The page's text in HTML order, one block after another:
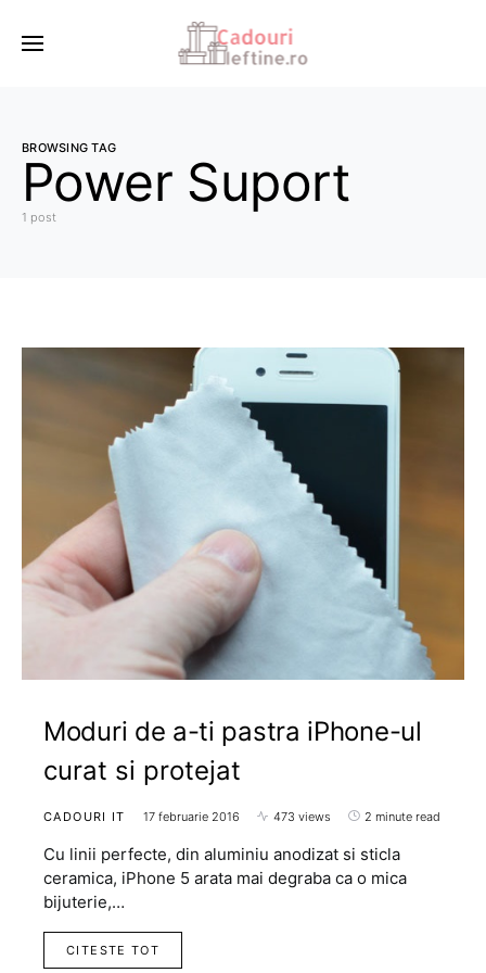
BROWSING TAG
Power Suport
1 post
Moduri de a-ti pastra iPhone-ul
curat si protejat
CADOURI IT 17 februarie 2016 473 views 2 minute read
Cu linii perfecte, din aluminiu anodizat si sticla
ceramica, iPhone 5 arata mai degraba ca o mica
bijuterie,…
CITESTE TOT